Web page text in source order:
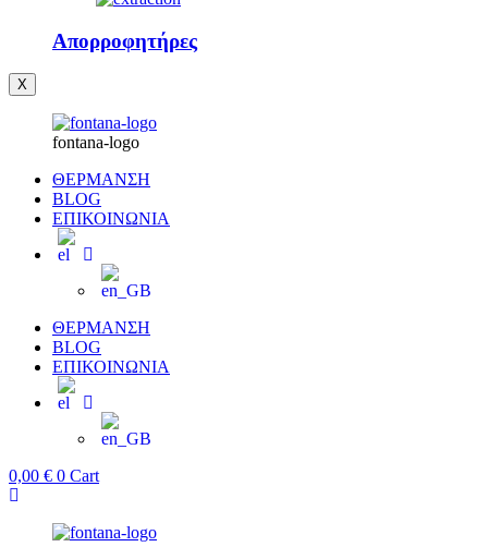
Απορροφητήρες
X
fontana-logo
ΘΕΡΜΑΝΣΗ
BLOG
ΕΠΙΚΟΙΝΩΝΙΑ
ΘΕΡΜΑΝΣΗ
BLOG
ΕΠΙΚΟΙΝΩΝΙΑ
0,00 € 0 Cart